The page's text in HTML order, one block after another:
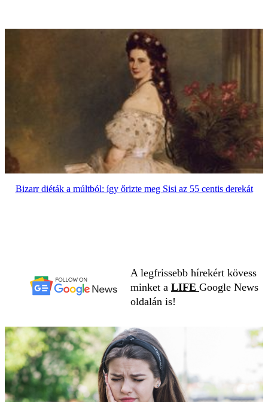
Bizarr diéták a múltból: így őrizte meg Sisi az 55 centis derekát
A legfrissebb hírekért kövess
minket a LIFE Google News
oldalán is!